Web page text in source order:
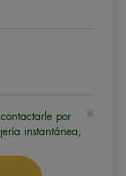
por
instantánea,
el interés